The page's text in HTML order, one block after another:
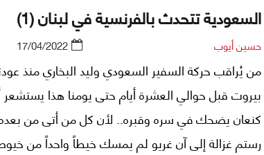
السعودية تتحدث بالفرنسية في لبنان (1)
حسين أيوب 17/04/2022
من يُراقب حركة السفير السعودي وليد البخاري منذ
بيروت قبل حوالي العشرة أيام حتى يومنا هذا يستشعر
كنعان يضحك في سره وقبره.. لأن كل من أتى من
رستم غزالة إلى آن غريو لم يمسك خيطاً واحداً من